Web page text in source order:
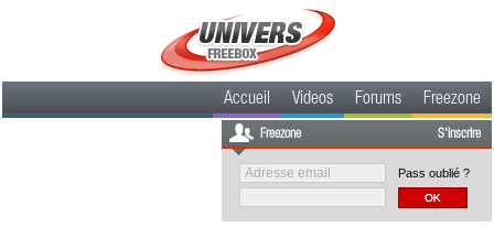
Accueil Videos Forums Freezone
Freezone S'inscrire
Pass oublié ?